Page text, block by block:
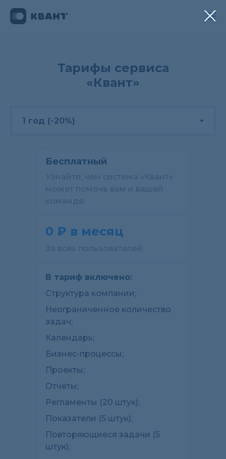
Тарифы сервиса
«Квант»
Бесплатный
Узнайте, чем система «Квант»
может помочь вам и вашей
команде.
0 ₽ в месяц
За всех пользователей
В тариф включено:
Структура компании;
Неограниченное количество
задач;
Календарь;
Бизнес-процессы;
Проекты;
Отчёты;
Регламенты (20 штук);
Показатели (5 штук);
Повторяющиеся задачи (5
штук);